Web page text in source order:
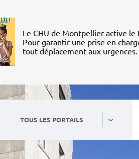
Le CHU de Montpellier active le
Pour garantir une prise en
tout déplacement aux urgences.
TOUS LES PORTAILS